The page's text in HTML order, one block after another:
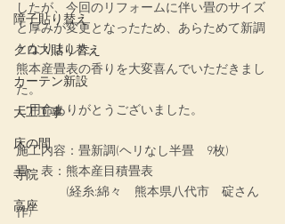
障子貼り替え
クロス貼り替え
カーテン新設
大工工事
床の間
寺院
高座
したが、今回のリフォームに伴い畳のサイズ
と厚みが変更となったため、あらためて新調
となりました。
熊本産畳表の香りを大変喜んでいただきまし
た。
ご用命ありがとうございました。
施工内容： 畳新調(ヘリなし半畳　9枚)
畳　表：熊本産目積畳表
(経糸:綿々　熊本県八代市　碇さん
作)